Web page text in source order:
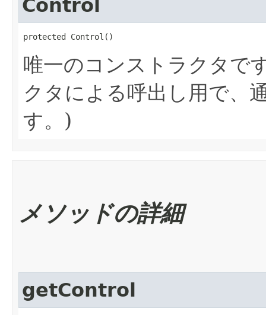
Control
protected Control()
唯一のコンストラクタで
クタによる呼出し用で、
す。)
メソッドの詳細
getControl